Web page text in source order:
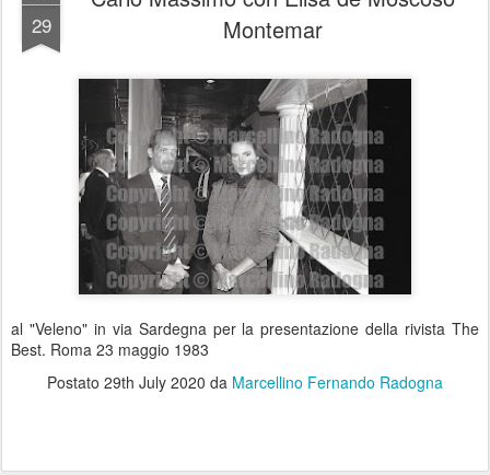
29
Montemar
al "Veleno" in via Sardegna per la presentazione della rivista The
Best. Roma 23 maggio 1983
Postato 29th July 2020 da Marcellino Fernando Radogna